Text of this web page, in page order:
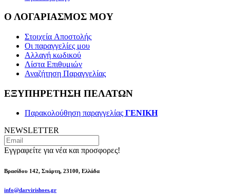
Ο ΛΟΓΑΡΙΑΣΜΟΣ ΜΟΥ
Στοιχεία Aποστολής
Οι παραγγελίες μου
Αλλαγή κωδικού
Λίστα Επιθυμιών
Αναζήτηση Παραγγελίας
ΕΞΥΠΗΡΕΤΗΣΗ ΠΕΛΑΤΩΝ
Παρακολούθηση παραγγελίας ΓENIKH
NEWSLETTER
Εγγραφείτε για νέα και προσφορες!
Βρασίδου 142, Σπάρτη, 23100, Ελλάδα
info@darvirishoes.gr